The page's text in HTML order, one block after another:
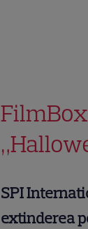
SPI
extinderea